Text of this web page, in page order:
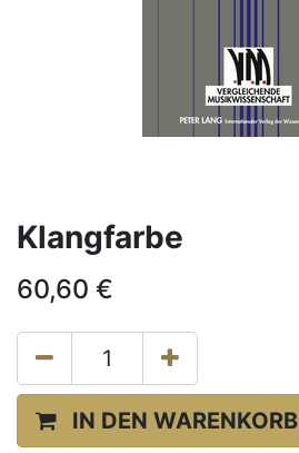
Klangfarbe
60,60 €
IN DEN WARENKORB